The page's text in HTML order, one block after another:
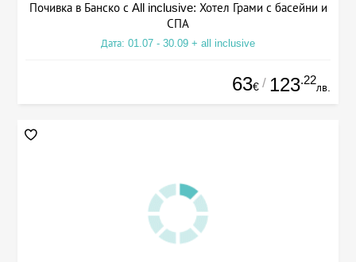
Почивка в Банско с All inclusive: Хотел Грами с басейни и
СПА
Дата: 01.07 - 30.09 + all inclusive
63€ / 123.22
лв.